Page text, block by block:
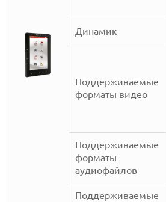
Динамик
Поддерживаемые
форматы видео
Поддерживаемые
форматы
аудиофайлов
Поддерживаемые